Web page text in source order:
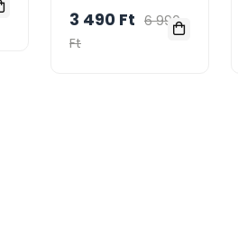
3 490 Ft 6 990
Ft